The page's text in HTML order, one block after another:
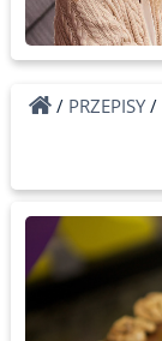
/ PRZEPISY/